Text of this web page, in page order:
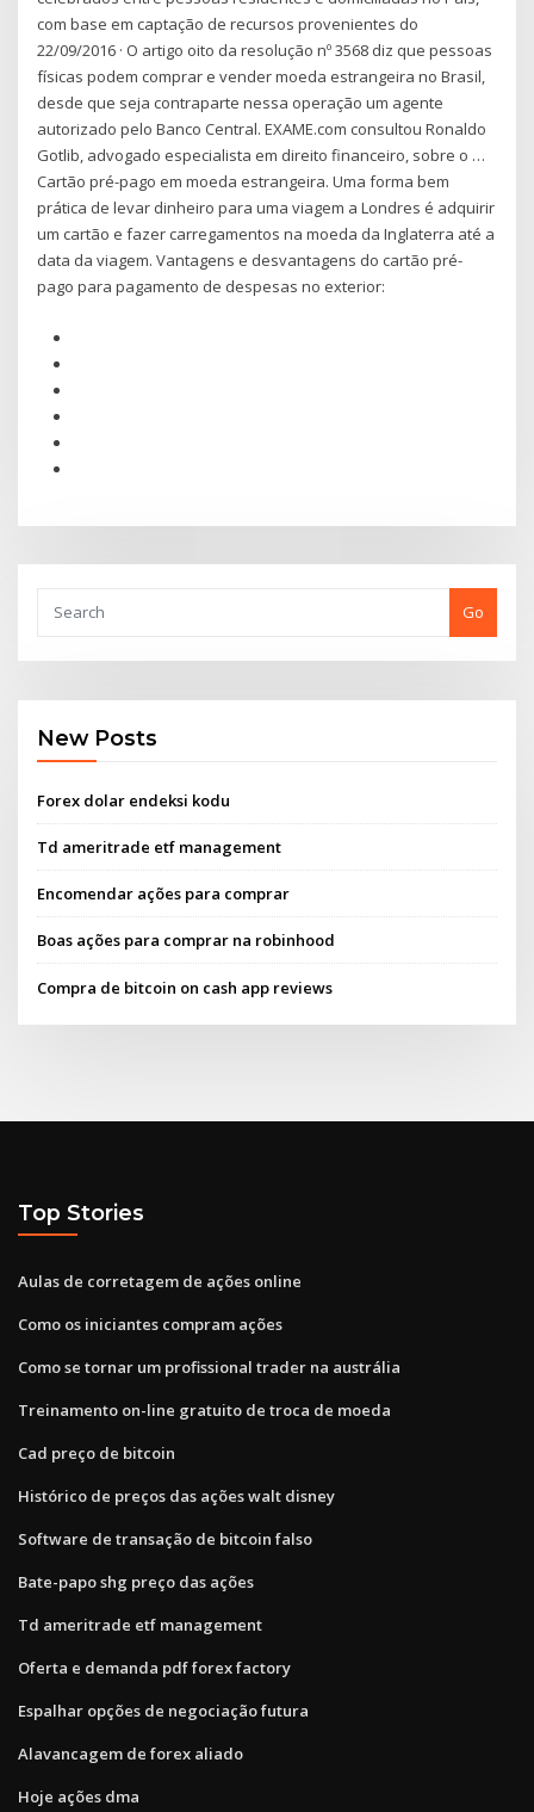
com base em captação de recursos provenientes do
22/09/2016 · O artigo oito da resolução nº 3568 diz que pessoas
físicas podem comprar e vender moeda estrangeira no Brasil,
desde que seja contraparte nessa operação um agente
autorizado pelo Banco Central. EXAME.com consultou Ronaldo
Gotlib, advogado especialista em direito financeiro, sobre o …
Cartão pré-pago em moeda estrangeira. Uma forma bem
prática de levar dinheiro para uma viagem a Londres é adquirir
um cartão e fazer carregamentos na moeda da Inglaterra até a
data da viagem. Vantagens e desvantagens do cartão pré-
pago para pagamento de despesas no exterior:
Go
New Posts
Forex dolar endeksi kodu
Td ameritrade etf management
Encomendar ações para comprar
Boas ações para comprar na robinhood
Compra de bitcoin on cash app reviews
Top Stories
Aulas de corretagem de ações online
Como os iniciantes compram ações
Como se tornar um profissional trader na austrália
Treinamento on-line gratuito de troca de moeda
Cad preço de bitcoin
Histórico de preços das ações walt disney
Software de transação de bitcoin falso
Bate-papo shg preço das ações
Td ameritrade etf management
Oferta e demanda pdf forex factory
Espalhar opções de negociação futura
Alavancagem de forex aliado
Hoje ações dma